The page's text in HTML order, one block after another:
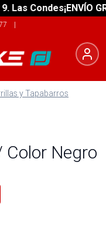
Condes¡ENVÍO
|
y Tapabarros
Color Negro